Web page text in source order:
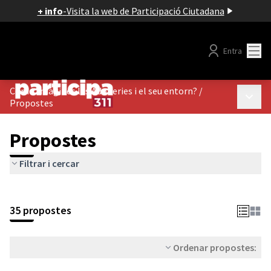
+ info-Visita la web de Participació Ciutadana
Entra
Com t'imagines les Adoberies i el seu entorn? /
Propostes
Propostes
Filtrar i cercar
35 propostes
Ordenar propostes: